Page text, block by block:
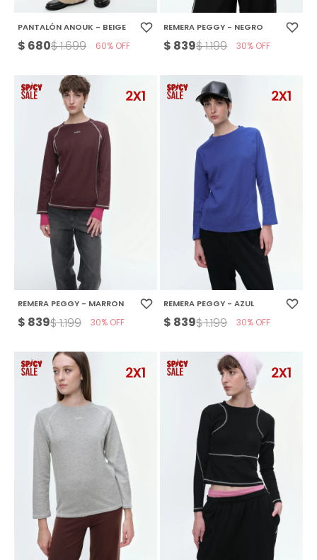
PANTALÓN ANOUK - BEIGE
$ 680$1.699 60
REMERA PEGGY - NEGRO
$ 839$1.199 30
REMERA PEGGY - MARRON
$ 839$1.199 30
REMERA PEGGY - AZUL
$ 839$1.199 30